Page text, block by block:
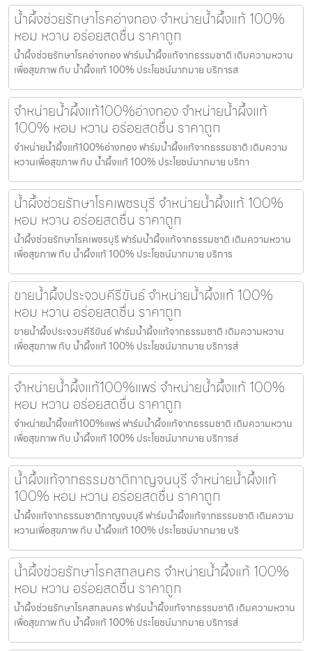
น้ำผึ้งช่วยรักษาโรคอ่างทอง จำหน่ายน้ำผึ้งแท้ 100%
หอม หวาน อร่อยสดชื่น ราคาถูก
น้ำผึ้งช่วยรักษาโรคอ่างทอง ฟาร์มน้ำผึ้งแท้จากธรรมชาติ เติมความหวาน
เพื่อสุขภาพ กับ น้ำผึ้งแท้ 100% ประโยชน์มากมาย บริการส
จำหน่ายน้ำผึ้งแท้100%อ่างทอง จำหน่ายน้ำผึ้งแท้
100% หอม หวาน อร่อยสดชื่น ราคาถูก
จำหน่ายน้ำผึ้งแท้100%อ่างทอง ฟาร์มน้ำผึ้งแท้จากธรรมชาติ เติมความ
หวานเพื่อสุขภาพ กับ น้ำผึ้งแท้ 100% ประโยชน์มากมาย บริกา
น้ำผึ้งช่วยรักษาโรคเพชรบุรี จำหน่ายน้ำผึ้งแท้ 100%
หอม หวาน อร่อยสดชื่น ราคาถูก
น้ำผึ้งช่วยรักษาโรคเพชรบุรี ฟาร์มน้ำผึ้งแท้จากธรรมชาติ เติมความหวาน
เพื่อสุขภาพ กับ น้ำผึ้งแท้ 100% ประโยชน์มากมาย บริการ
ขายน้ำผึ้งประจวบคีรีขันธ์ จำหน่ายน้ำผึ้งแท้ 100%
หอม หวาน อร่อยสดชื่น ราคาถูก
ขายน้ำผึ้งประจวบคีรีขันธ์ ฟาร์มน้ำผึ้งแท้จากธรรมชาติ เติมความหวาน
เพื่อสุขภาพ กับ น้ำผึ้งแท้ 100% ประโยชน์มากมาย บริการส่
จำหน่ายน้ำผึ้งแท้100%แพร่ จำหน่ายน้ำผึ้งแท้ 100%
หอม หวาน อร่อยสดชื่น ราคาถูก
จำหน่ายน้ำผึ้งแท้100%แพร่ ฟาร์มน้ำผึ้งแท้จากธรรมชาติ เติมความหวาน
เพื่อสุขภาพ กับ น้ำผึ้งแท้ 100% ประโยชน์มากมาย บริการส่
น้ำผึ้งแท้จากธรรมชาติกาญจนบุรี จำหน่ายน้ำผึ้งแท้
100% หอม หวาน อร่อยสดชื่น ราคาถูก
น้ำผึ้งแท้จากธรรมชาติกาญจนบุรี ฟาร์มน้ำผึ้งแท้จากธรรมชาติ เติมความ
หวานเพื่อสุขภาพ กับ น้ำผึ้งแท้ 100% ประโยชน์มากมาย บริ
น้ำผึ้งช่วยรักษาโรคสกลนคร จำหน่ายน้ำผึ้งแท้ 100%
หอม หวาน อร่อยสดชื่น ราคาถูก
น้ำผึ้งช่วยรักษาโรคสกลนคร ฟาร์มน้ำผึ้งแท้จากธรรมชาติ เติมความหวาน
เพื่อสุขภาพ กับ น้ำผึ้งแท้ 100% ประโยชน์มากมาย บริการส่